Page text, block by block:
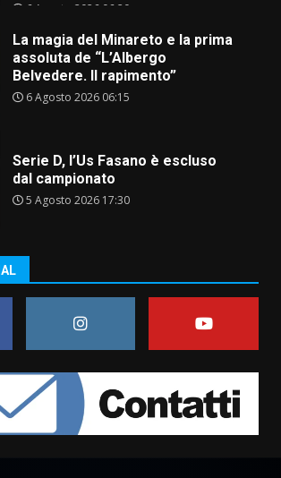
6 Agosto 2026 06:20
La magia del Minareto e la prima
assoluta de “L’Albergo
Belvedere. Il rapimento”
6 Agosto 2026 06:15
Serie D, l’Us Fasano è escluso
dal campionato
5 Agosto 2026 17:30
Truffatori in azione nelle
Fasanese ferito a colpi di arma
da fuoco
6 Agosto 2026 18:13